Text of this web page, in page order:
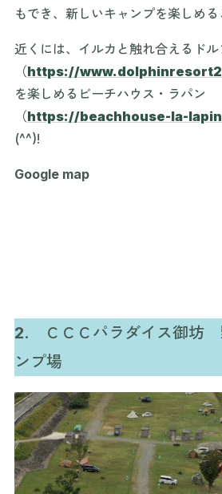
もでき、新しいキャンプを楽しめる
近くには、イルカと触れ合えるド
（https://
を楽しめるビーチハウス・ラパン
（https://beachhouse-la-
(^^)!
Google map
2. ＣＣＣパラダイス御坊
ンプ場